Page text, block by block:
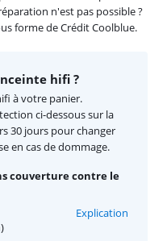
n'est pas possible ?
forme de Crédit Coolblue.
hifi ?
à votre panier.
ci-dessous sur la
30 jours pour changer
en cas de dommage.
couverture contre le
Explication